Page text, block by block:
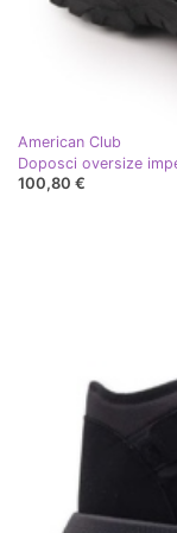
American Club
100,80 €